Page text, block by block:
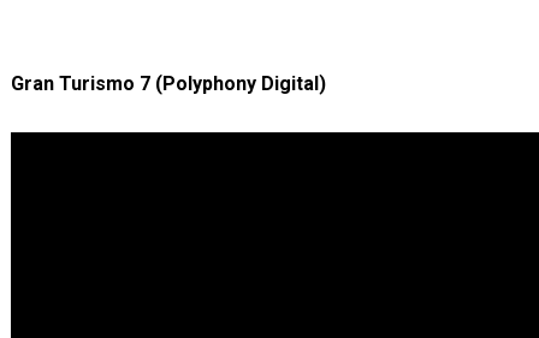
Gran Turismo 7 (Polyphony Digital)